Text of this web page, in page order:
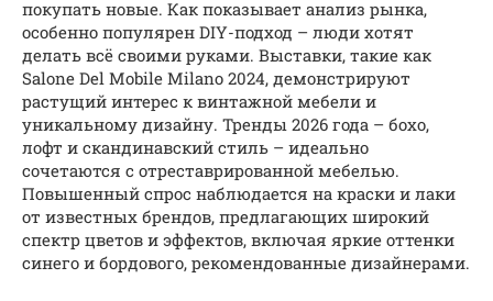
покупать новые. Как показывает анализ рынка,
особенно популярен DIY-подход – люди хотят
делать всё своими руками. Выставки, такие как
Salone Del Mobile Milano 2024, демонстрируют
растущий интерес к винтажной мебели и
уникальному дизайну. Тренды 2026 года – бохо,
лофт и скандинавский стиль – идеально
сочетаются с отреставрированной мебелью.
Повышенный спрос наблюдается на краски и лаки
от известных брендов, предлагающих широкий
спектр цветов и эффектов, включая яркие оттенки
синего и бордового, рекомендованные дизайнерами.